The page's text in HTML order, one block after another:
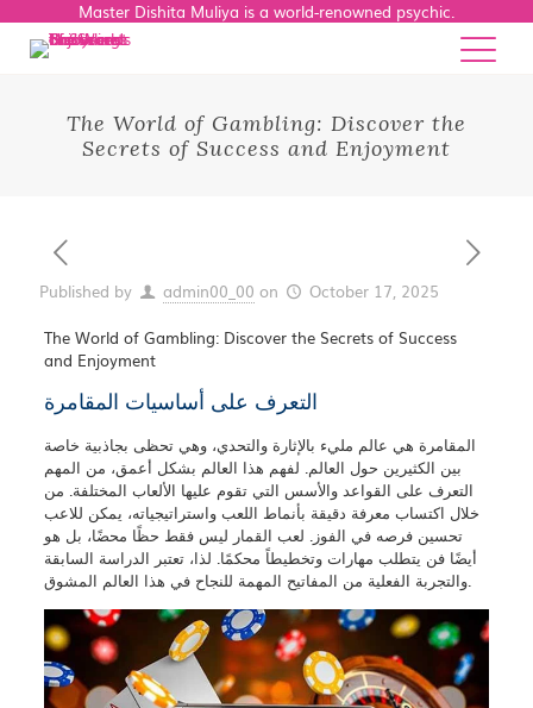
Master Dishita Muliya is a world-renowned psychic.
The World of Gambling: Discover the
Secrets of Success and Enjoyment
Published by admin00_00 on October 17, 2025
The World of Gambling: Discover the Secrets of Success
and Enjoyment
التعرف على أساسيات المقامرة
المقامرة هي عالم مليء بالإثارة والتحدي، وهي تحظى بجاذبية خاصة
بين الكثيرين حول العالم. لفهم هذا العالم بشكل أعمق، من المهم
التعرف على القواعد والأسس التي تقوم عليها الألعاب المختلفة. من
خلال اكتساب معرفة دقيقة بأنماط اللعب واستراتيجياته، يمكن للاعب
تحسين فرصه في الفوز. لعب القمار ليس فقط حظًا محضًا، بل هو
أيضًا فن يتطلب مهارات وتخطيطاً محكمًا. لذا، تعتبر الدراسة السابقة
والتجربة الفعلية من المفاتيح المهمة للنجاح في هذا العالم المشوق.